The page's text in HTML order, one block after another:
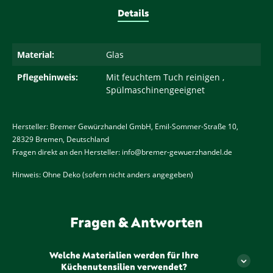
Details
Material:
Glas
Pflegehinweis:
Mit feuchtem Tuch reinigen ,
Spülmaschinengeeignet
Hersteller: Bremer Gewürzhandel GmbH, Emil-Sommer-Straße 10,
28329 Bremen, Deutschland
Fragen direkt an den Hersteller: info@bremer-gewuerzhandel.de
Hinweis: Ohne Deko (sofern nicht anders angegeben)
Fragen & Antworten
Welche Materialien werden für Ihre
Küchenutensilien verwendet?